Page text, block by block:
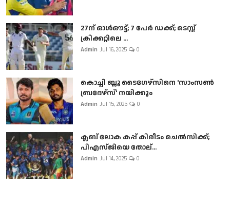
27ന് ഓൾഔട്ട്; 7 പേർ ഡക്ക്; ടെസ്റ്റ്
ക്രിക്കറ്റിലെ ...
Admin Jul 16, 2025 0
കൊച്ചി ബ്ലൂ ടൈഗേഴ്സിനെ 'സാംസൺ
ബ്രദേഴ്സ്' നയിക്കും
Admin Jul 15, 2025 0
ക്ലബ് ലോക കപ്പ് കിരീടം ചെല്‍സിക്ക്;
പിഎസ്ജിയെ തോല്...
Admin Jul 14, 2025 0